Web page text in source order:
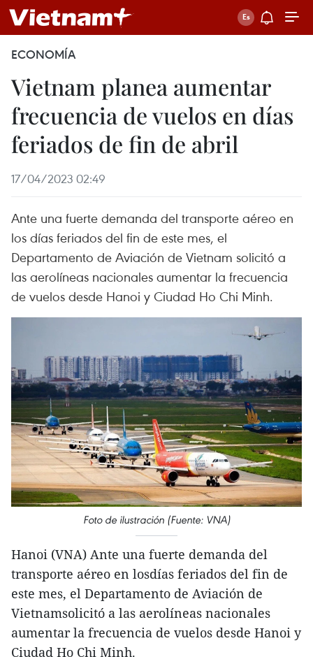
ECONOMÍA
Vietnam planea aumentar
frecuencia de vuelos en días
feriados de fin de abril
17/04/2023 02:49
Ante una fuerte demanda del transporte aéreo en
los días feriados del fin de este mes, el
Departamento de Aviación de Vietnam solicitó a
las aerolíneas nacionales aumentar la frecuencia
de vuelos desde Hanoi y Ciudad Ho Chi Minh.
Foto de ilustración (Fuente: VNA)
Hanoi (VNA) Ante una fuerte demanda del
transporte aéreo en losdías feriados del fin de
este mes, el Departamento de Aviación de
Vietnamsolicitó a las aerolíneas nacionales
aumentar la frecuencia de vuelos desde Hanoi y
Ciudad Ho Chi Minh.